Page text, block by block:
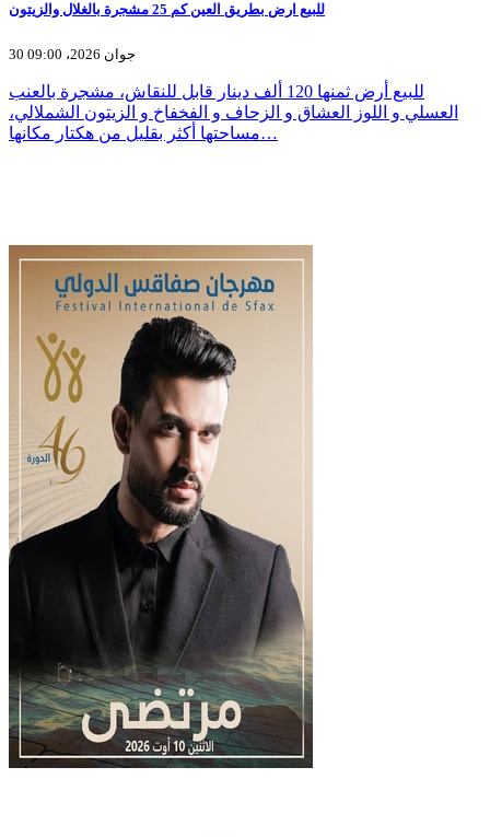
للبيع ارض بطريق العين كم 25 مشجرة بالغلال والزيتون
30 جوان 2026، 09:00
للبيع أرض ثمنها 120 ألف دينار قابل للنقاش، مشجرة بالعنب
العسلي و اللوز العشاق و الزحاف و الفخفاخ و الزيتون الشملالي،
مساحتها أكثر بقليل من هكتار مكانها…